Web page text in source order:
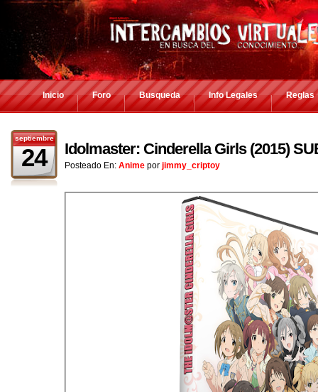
Inicio Foro Busqueda Info Legales Reglas
septiembre
24 Idolmaster: Cinderella Girls (2015)
Posteado En: Anime por jimmy_criptoy